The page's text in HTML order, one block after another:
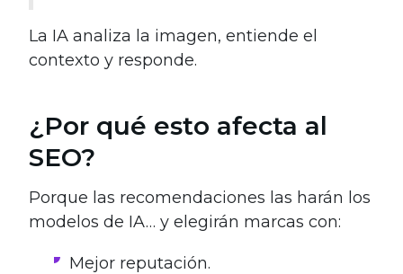
La IA analiza la imagen, entiende el
contexto y responde.
¿Por qué esto afecta al
SEO?
Porque las recomendaciones las harán los
modelos de IA… y elegirán marcas con:
Mejor reputación.